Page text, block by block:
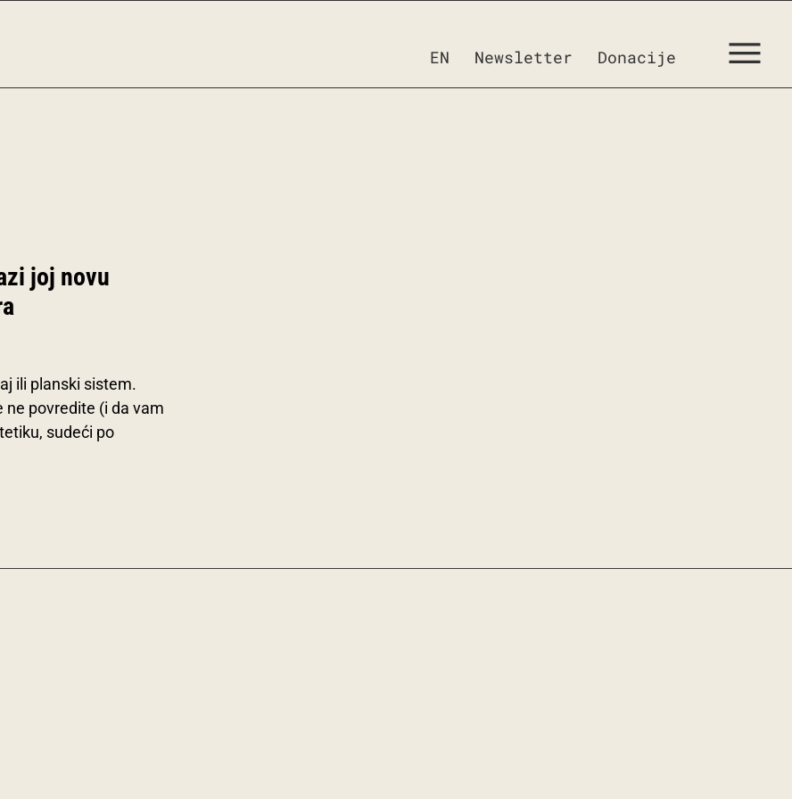
EN Newsletter Donacije
joj novu
ili planski sistem.
ne povredite (i da vam
sudeći po